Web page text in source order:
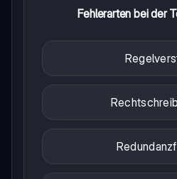
Fehlerarten bei der